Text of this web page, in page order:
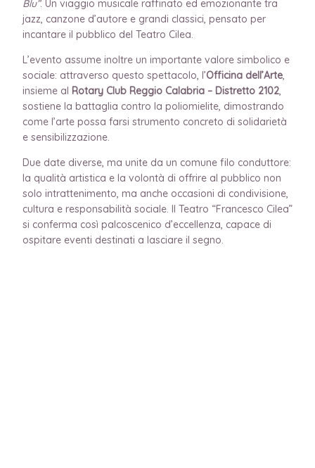
Blu”. Un viaggio musicale raffinato ed emozionante tra
jazz, canzone d’autore e grandi classici, pensato per
incantare il pubblico del Teatro Cilea.
L’evento assume inoltre un importante valore simbolico e
sociale: attraverso questo spettacolo, l’Officina dell’Arte,
insieme al Rotary Club Reggio Calabria – Distretto 2102,
sostiene la battaglia contro la poliomielite, dimostrando
come l’arte possa farsi strumento concreto di solidarietà
e sensibilizzazione.
Due date diverse, ma unite da un comune filo conduttore:
la qualità artistica e la volontà di offrire al pubblico non
solo intrattenimento, ma anche occasioni di condivisione,
cultura e responsabilità sociale. Il Teatro “Francesco Cilea”
si conferma così palcoscenico d’eccellenza, capace di
ospitare eventi destinati a lasciare il segno.